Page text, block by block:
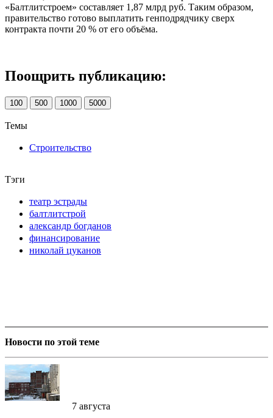
«Балтлитстроем» составляет 1,87 млрд руб. Таким образом,
правительство готово выплатить генподрядчику сверх
контракта почти 20 % от его объёма.
Поощрить публикацию:
100 500 1000 5000
Темы
Строительство
Тэги
театр эстрады
балтлитстрой
александр богданов
финансирование
николай цуканов
Новости по этой теме
7 августа